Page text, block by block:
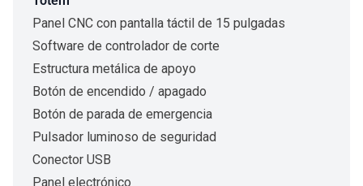
Panel CNC con pantalla táctil de 15 pulgadas
Software de controlador de corte
Estructura metálica de apoyo
Botón de encendido / apagado
Botón de parada de emergencia
Pulsador luminoso de seguridad
Conector USB
Panel electrónico